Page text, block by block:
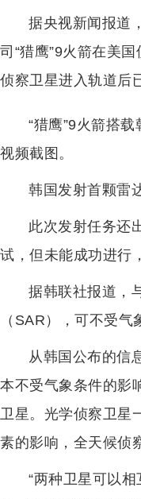
据央视新闻报道
司“猎鹰”9火箭在美
侦察卫星进入轨道后
“猎鹰”9火箭搭
视频截图。
韩国发射首颗雷
此次发射任务还
试，但未能成功进行
据韩联社报道，
（SAR），可不受气
从韩国公布的信
本不受气象条件的影
卫星。光学侦察卫星
素的影响，全天候侦
“两种卫星可以